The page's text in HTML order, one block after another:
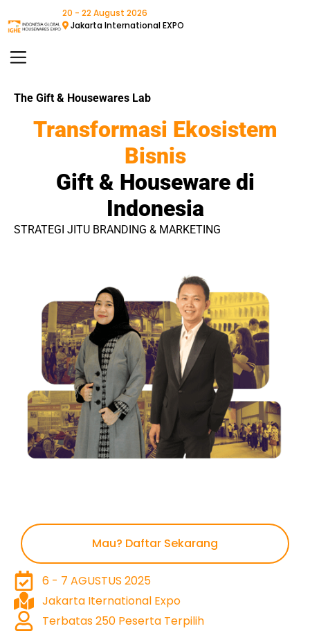
20 - 22 August 2026
Jakarta International EXPO
The Gift & Housewares Lab
Transformasi Ekosistem
Bisnis
Gift & Houseware di
Indonesia
STRATEGI JITU BRANDING & MARKETING
Mau? Daftar Sekarang
6 - 7 AGUSTUS 2025
Jakarta Iternational Expo
Terbatas 250 Peserta Terpilih